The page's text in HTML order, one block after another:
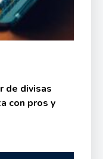
de divisas
con pros y